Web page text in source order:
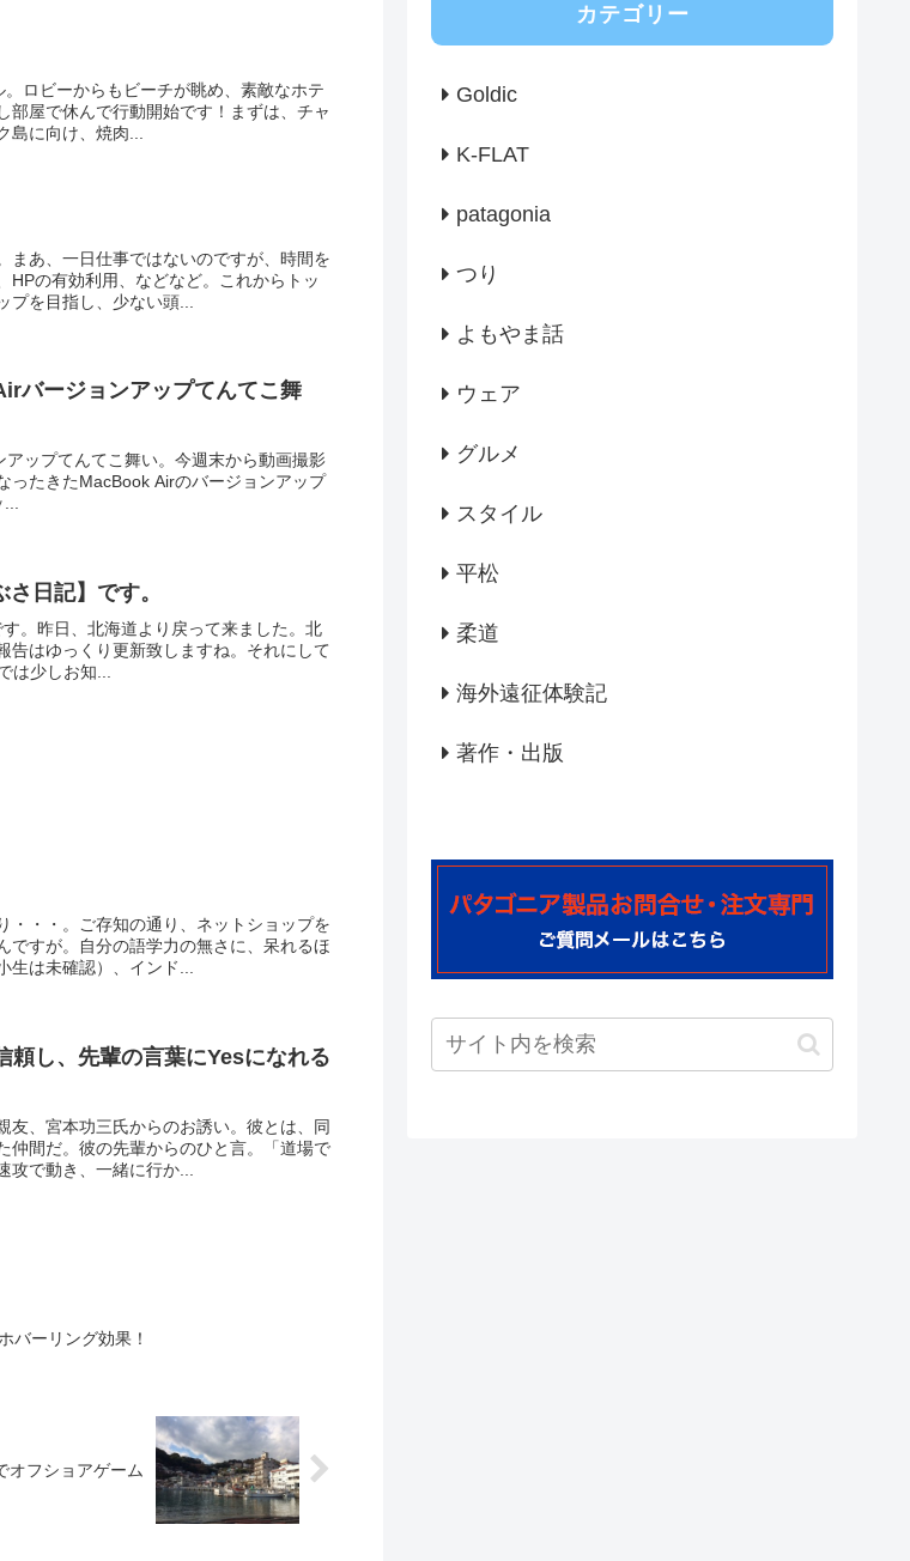
ロビーからもビーチが眺め、素敵なホテ
部屋で休んで行動開始です！まずは、チャ
島に向け、焼肉...
まあ、一日仕事ではないのですが、時間を
HPの有効利用、などなど。これからトッ
を目指し、少ない頭...
バージョンアップてんてこ舞
ップてんてこ舞い。今週末から動画撮影
ったきたMacBook Airのバージョンアップ
...
日記】です。
。昨日、北海道より戻って来ました。北
告はゆっくり更新致しますね。それにして
は少しお知...
・・・。ご存知の通り、ネットショップを
ですが。自分の語学力の無さに、呆れるほ
生は未確認）、インド...
頼し、先輩の言葉にYesになれる
友、宮本功三氏からのお誘い。彼とは、同
仲間だ。彼の先輩からのひと言。「道場で
で動き、一緒に行か...
バーリング効果！
オフショアゲーム
カテゴリー
Goldic
K-FLAT
patagonia
つり
よもやま話
ウェア
グルメ
スタイル
平松
柔道
海外遠征体験記
著作・出版